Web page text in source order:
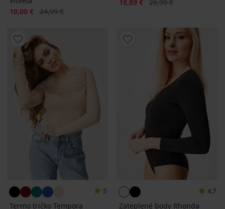
Zľava
10,00 € Pôvodná cena
24,99 €
Zľava
18,89 € Pôvodná cena
26,99 €
5
Termo tričko Tempora
4,7
Zateplené body Rhonda